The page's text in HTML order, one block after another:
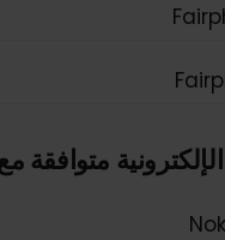
متوافقة مع